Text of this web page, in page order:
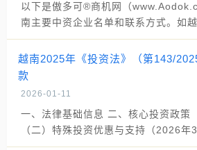
以下是傲多可®商机网（
南主要中资企业名单和联系方式。如
越南2025年《投资法》（第143/
款
2026-01-11
一、法律基础信息 二、核心投资政策
（二）特殊投资优惠与支持（2026